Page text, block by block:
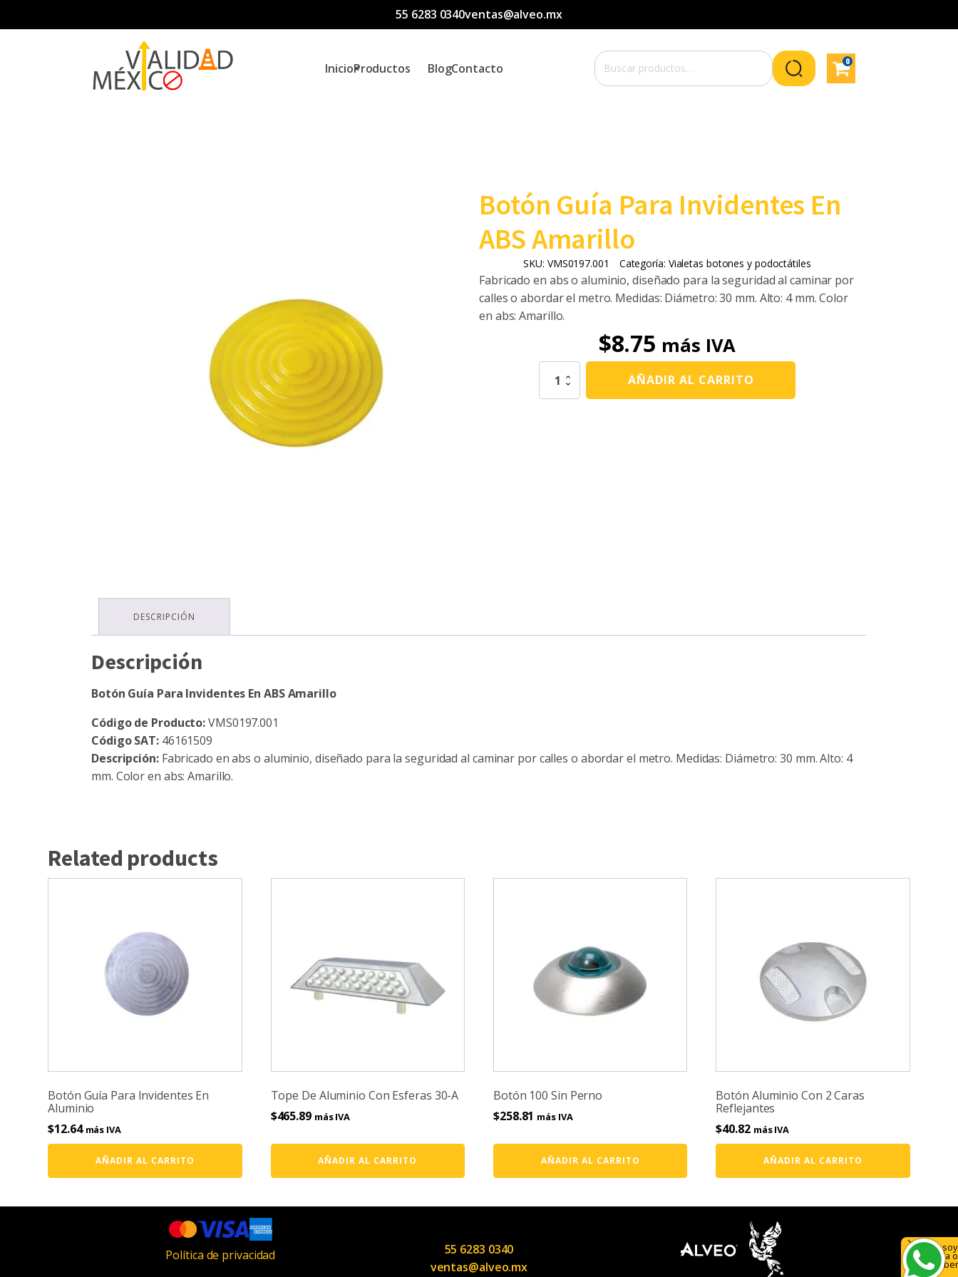
Hola,
ayuda
55 6283 0340ventas@alveo.mx
InicioProductos BlogContacto
Buscar
por:
0
Botón Guía Para Invidentes En
ABS Amarillo
SKU: VMS0197.001 Categoría: Vialetas botones y podoctátiles
Fabricado en abs o aluminio, diseñado para la seguridad al caminar por
calles o abordar el metro. Medidas: Diámetro: 30 mm. Alto: 4 mm. Color
en abs: Amarillo.
$8.75 más IVA
Botón
Para
AÑADIR AL CARRITO
DESCRIPCIÓN
Descripción
Botón Guía Para Invidentes En ABS Amarillo
Código de Producto:VMS0197.001
Código SAT:46161509
Descripción:Fabricado en abs o aluminio, diseñado para la seguridad al caminar por calles o abordar el metro. Medidas: Diámetro: 30 mm. Alto: 4
mm. Color en abs: Amarillo.
Related products
Botón Guía Para Invidentes En
Aluminio
$12.64 más IVA
AÑADIR AL CARRITO
Tope De Aluminio Con Esferas 30-A
$465.89 más IVA
AÑADIR AL CARRITO
Botón 100 Sin Perno
$258.81 más IVA
AÑADIR AL CARRITO
Botón Aluminio Con 2 Caras
Reflejantes
$40.82 más IVA
AÑADIR AL CARRITO
Política de privacidad
55 6283 0340
ventas@alveo.mx